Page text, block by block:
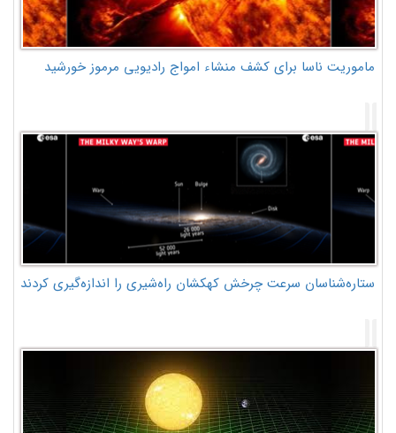
ماموریت ناسا برای کشف منشاء امواج رادیویی مرموز خورشید
ستاره‌شناسان سرعت چرخش کهکشان راه‌شیری را اندازه‌گیری کردند